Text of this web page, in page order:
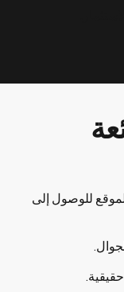
للوصول إلى